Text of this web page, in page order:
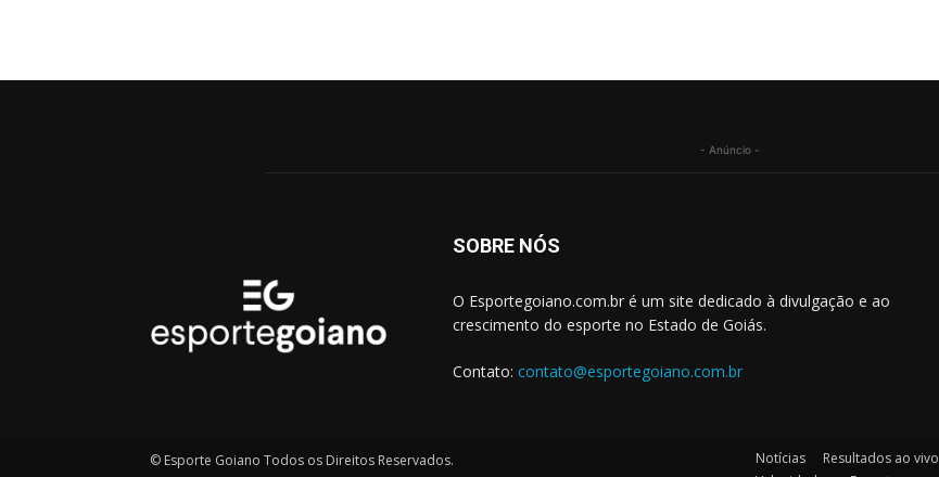
- Anúncio -
SOBRE NÓS
O Esportegoiano.com.br é um site dedicado à divulgação e ao
crescimento do esporte no Estado de Goiás.
Contato: contato@esportegoiano.com.br
© Esporte Goiano Todos os Direitos Reservados. Notícias Resultados ao vivo